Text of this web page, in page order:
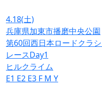
4.18(土)
兵庫県加東市播磨中央公園
第60回西日本ロードクラ
レースDay1
ヒルクライム
E1 E2 E3 F M Y